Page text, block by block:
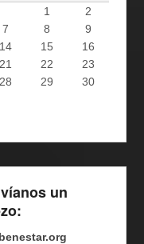
1
2
7 8
9
14 15
16
21 22
23
28 29
30
un